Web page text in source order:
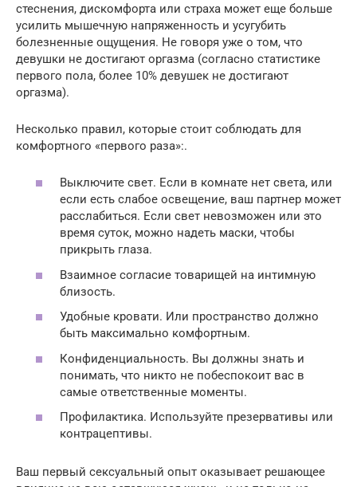
стеснения, дискомфорта или страха может еще больше
усилить мышечную напряженность и усугубить
болезненные ощущения. Не говоря уже о том, что
девушки не достигают оргазма (согласно статистике
первого пола, более 10% девушек не достигают
оргазма).
Несколько правил, которые стоит соблюдать для
комфортного «первого раза»:.
Выключите свет. Если в комнате нет света, или
если есть слабое освещение, ваш партнер может
расслабиться. Если свет невозможен или это
время суток, можно надеть маски, чтобы
прикрыть глаза.
Взаимное согласие товарищей на интимную
близость.
Удобные кровати. Или пространство должно
быть максимально комфортным.
Конфиденциальность. Вы должны знать и
понимать, что никто не побеспокоит вас в
самые ответственные моменты.
Профилактика. Используйте презервативы или
контрацептивы.
Ваш первый сексуальный опыт оказывает решающее